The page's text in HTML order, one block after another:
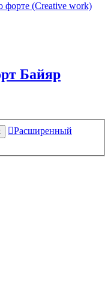
форте (Creative work)
Байяр
Расширенный